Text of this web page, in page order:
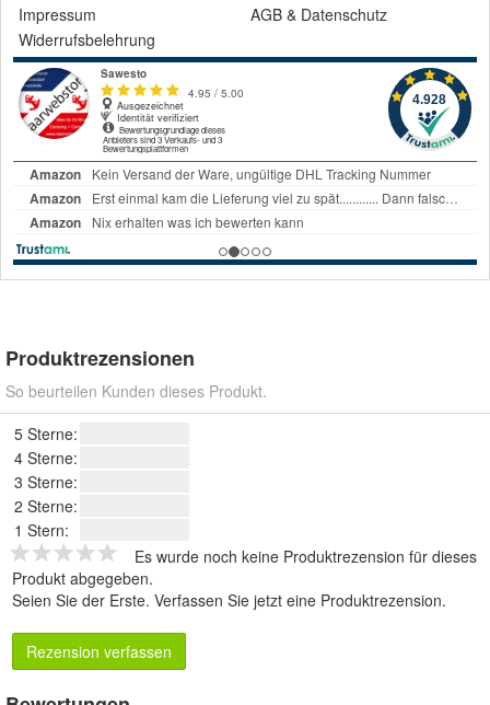
Impressum
AGB & Datenschutz
Widerrufsbelehrung
Produktrezensionen
So beurteilen Kunden dieses Produkt.
5 Sterne:
4 Sterne:
3 Sterne:
2 Sterne:
1 Stern:
Es wurde noch keine Produktrezension für dieses
Produkt abgegeben.
Seien Sie der Erste. Verfassen Sie jetzt eine Produktrezension.
Rezension verfassen